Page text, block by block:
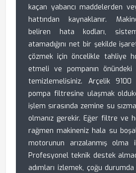
kaçan yabancı maddelerden
hattından kaynaklanır.
beliren hata kodları,
atamadığını net bir şekilde
çözmek için öncelikle tahliye
etmeli ve pompanın
temizlemelisiniz. Arçelik
pompa filtresine ulaşmak
işlem sırasında zemine su
olmanız gerekir. Eğer filtre ve
rağmen makineniz hala su
motorunun arızalanmış olma
Profesyonel teknik destek
adımları izlemek, çoğu